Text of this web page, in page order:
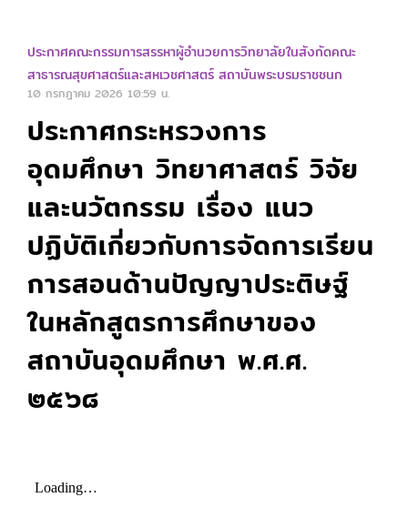
ประกาศกระหรวงการ
อุดมศึกษา วิทยาศาสตร์ วิจัย
และนวัตกรรม เรื่อง แนว
ปฏิบัติเกี่ยวกับการจัดการเรียน
การสอนด้านปัญญาประติษฐ์
ในหลักสูตรการศึกษาของ
สถาบันอุดมศึกษา พ.ศ.ศ.
๒๕๖๘
ประกาศคณะกรรมการสรรหาผู้อำนวยการวิทยาลัยในสังกัดคณะ
สาธารณสุขศาสตร์และสหเวชศาสตร์ สถาบันพระบรมราชชนก
10 กรกฎาคม 2026 10:59 น.